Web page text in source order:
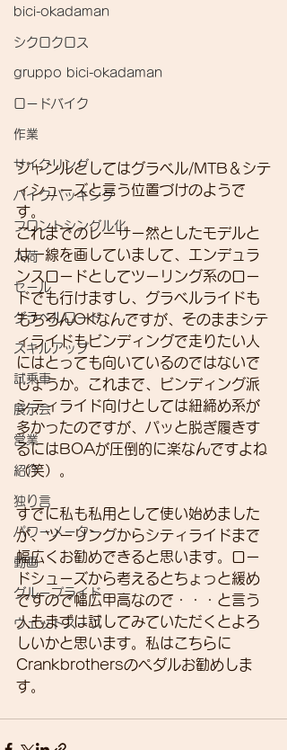
bici-okadaman
シクロクロス
gruppo bici-okadaman
ロードバイク
作業
サイクリング
バイクパッキング
フロントシングル化
入荷
セール
グラベルロード
スキルアップ
試乗車
展示会
営業
紹介
独り言
パワーメーター
動画
グループライド
ウェットスーツ
ジャンルとしてはグラベル/MTB＆シテ
ィシューズと言う位置づけのようで
す。
これまでのレーサー然としたモデルと
は一線を画していまして、エンデュラ
ンスロードとしてツーリング系のロー
ドでも行けますし、グラベルライドも
もちろんOKなんですが、そのままシテ
ィライドもビンディングで走りたい人
にはとっても向いているのではないで
しょうか。これまで、ビンディング派
シティライド向けとしては紐締め系が
多かったのですが、パッと脱ぎ履きす
るにはBOAが圧倒的に楽なんですよね
（笑）。
すでに私も私用として使い始めました
が、ツーリングからシティライドまで
幅広くお勧めできると思います。ロー
ドシューズから考えるとちょっと緩め
ですので幅広甲高なので・・・と言う
人もまずは試してみていただくとよろ
しいかと思います。私はこちらに
Crankbrothersのペダルお勧めしま
す。